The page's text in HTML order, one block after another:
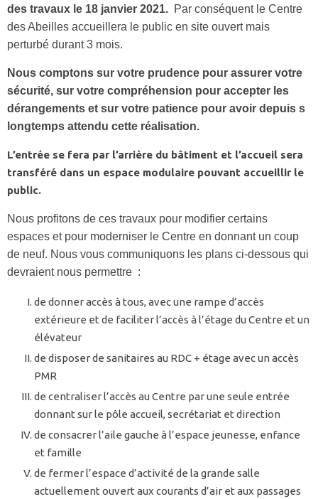
des travaux le 18 janvier 2021. Par conséquent le Centre
des Abeilles accueillera le public en site ouvert mais
perturbé durant 3 mois.
Nous comptons sur votre prudence pour assurer votre
sécurité, sur votre compréhension pour accepter les
dérangements et sur votre patience pour avoir depuis s
longtemps attendu cette réalisation.
L’entrée se fera par l’arrière du bâtiment et l’accueil sera
transféré dans un espace modulaire pouvant accueillir le
public.
Nous profitons de ces travaux pour modifier certains
espaces et pour moderniser le Centre en donnant un coup
de neuf. Nous vous communiquons les plans ci-dessous qui
devraient nous permettre :
de donner accès à tous, avec une rampe d’accès
extérieure et de faciliter l’accès à l’étage du Centre et un
élévateur
de disposer de sanitaires au RDC + étage avec un accès
PMR
de centraliser l’accès au Centre par une seule entrée
donnant sur le pôle accueil, secrétariat et direction
de consacrer l’aile gauche à l’espace jeunesse, enfance
et famille
de fermer l’espace d’activité de la grande salle
actuellement ouvert aux courants d’air et aux passages